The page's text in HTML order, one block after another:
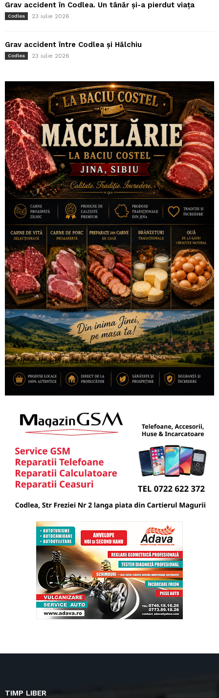
Grav accident în Codlea. Un tânăr și-a pierdut viața
Codlea 23 iulie 2026
Grav accident între Codlea și Hălchiu
Codlea 23 iulie 2026
TIMP LIBER